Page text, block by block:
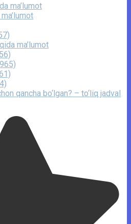
ma’lumot
ma’lumot
qancha bo‘lgan? – to‘liq jadval